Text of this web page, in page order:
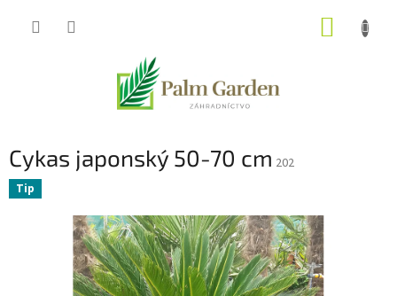
Cykas japonský 50-70 cm 202
Tip